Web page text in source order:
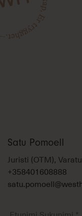
Satu Pomoell
Juristi (OTM),
+358401608888
Sukunimi